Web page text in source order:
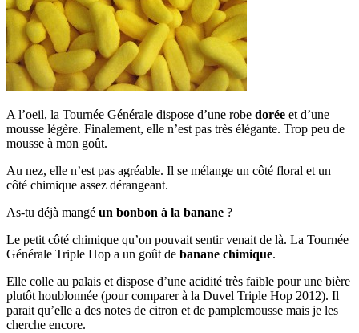
A l’oeil, la Tournée Générale dispose d’une robe dorée et d’une
mousse légère. Finalement, elle n’est pas très élégante. Trop peu de
mousse à mon goût.
Au nez, elle n’est pas agréable. Il se mélange un côté floral et un
côté chimique assez dérangeant.
As-tu déjà mangé un bonbon à la banane ?
Le petit côté chimique qu’on pouvait sentir venait de là. La Tournée
Générale Triple Hop a un goût de banane chimique.
Elle colle au palais et dispose d’une acidité très faible pour une bière
plutôt houblonnée (pour comparer à la Duvel Triple Hop 2012). Il
parait qu’elle a des notes de citron et de pamplemousse mais je les
cherche encore.